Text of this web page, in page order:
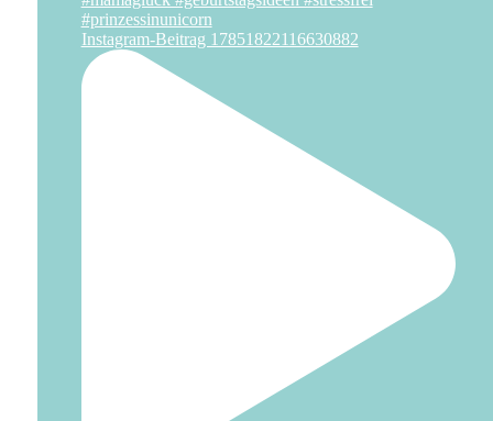
Instagram-Beitrag 17851822116630882